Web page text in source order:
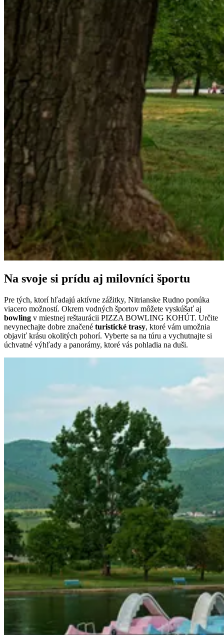
Na svoje si prídu aj milovníci športu
Pre tých, ktorí hľadajú aktívne zážitky, Nitrianske Rudno ponúka
viacero možností. Okrem vodných športov môžete vyskúšať aj
bowling v miestnej reštaurácii PIZZA BOWLING KOHÚT. Určite
nevynechajte dobre značené turistické trasy, ktoré vám umožnia
objaviť krásu okolitých pohorí. Vyberte sa na túru a vychutnajte si
úchvatné výhľady a panorámy, ktoré vás pohladia na duši.